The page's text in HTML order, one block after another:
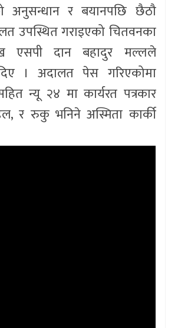
अनुसन्धान र बयानपछि छैठौ
उपस्थित गराइएको चितवनका
एसपी दान बहादुर मल्लले
। अदालत पेस गरिएकोमा
न्यू २४ मा कार्यरत पत्रकार
र रुकु भनिने अस्मिता कार्की